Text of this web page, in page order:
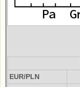
EUR/PLN